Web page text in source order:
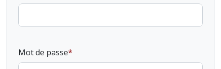
Mot de passe